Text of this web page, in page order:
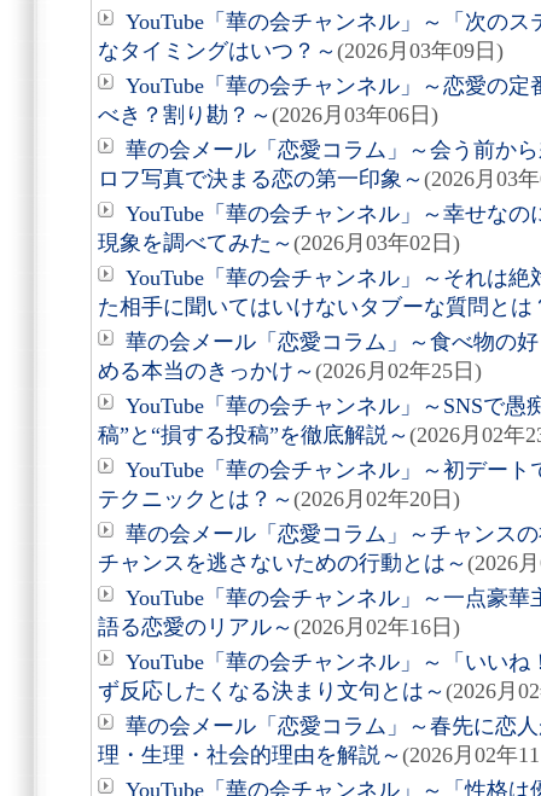
YouTube「華の会チャンネル」～「次の
なタイミングはいつ？～ (2026月03年09日)
YouTube「華の会チャンネル」～恋愛の
べき？割り勘？～ (2026月03年06日)
華の会メール「恋愛コラム」～会う前か
ロフ写真で決まる恋の第一印象～ (2026月03
YouTube「華の会チャンネル」～幸せな
現象を調べてみた～ (2026月03年02日)
YouTube「華の会チャンネル」～それは
た相手に聞いてはいけないタブーな質問とは
華の会メール「恋愛コラム」～食べ物の
める本当のきっかけ～ (2026月02年25日)
YouTube「華の会チャンネル」～SNSで愚
稿”と“損する投稿”を徹底解説～ (2026月02年
YouTube「華の会チャンネル」～初デー
テクニックとは？～ (2026月02年20日)
華の会メール「恋愛コラム」～チャンス
チャンスを逃さないための行動とは～ (2026
YouTube「華の会チャンネル」～一点豪
語る恋愛のリアル～ (2026月02年16日)
YouTube「華の会チャンネル」～「いい
ず反応したくなる決まり文句とは～ (2026月
華の会メール「恋愛コラム」～春先に恋
理・生理・社会的理由を解説～ (2026月02年
YouTube「華の会チャンネル」～「性格